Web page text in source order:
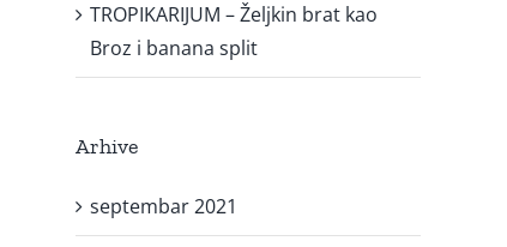
TROPIKARIJUM – Željkin brat kao
Broz i banana split
Arhive
septembar 2021